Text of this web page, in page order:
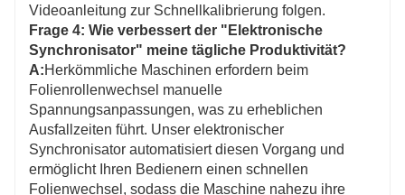
Videoanleitung zur Schnellkalibrierung folgen.
Frage 4: Wie verbessert der "Elektronische
Synchronisator" meine tägliche Produktivität?
A:Herkömmliche Maschinen erfordern beim
Folienrollenwechsel manuelle
Spannungsanpassungen, was zu erheblichen
Ausfallzeiten führt. Unser elektronischer
Synchronisator automatisiert diesen Vorgang und
ermöglicht Ihren Bedienern einen schnellen
Folienwechsel, sodass die Maschine nahezu ihre